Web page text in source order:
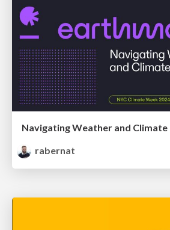
Navigating Weather and Climate
rabernat